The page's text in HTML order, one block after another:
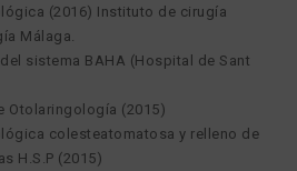
(2016) Instituto de cirugía
Málaga.
sistema BAHA (Hospital de Sant
Otolaringología (2015)
colesteatomatosa y relleno de
H.S.P (2015)